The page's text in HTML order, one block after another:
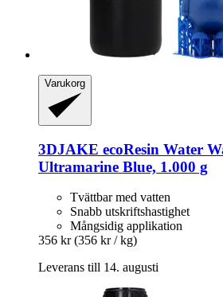
Varukorg
3DJAKE ecoResin Water
Ultramarine Blue, 1.000 g
Tvättbar med vatten
Snabb utskriftshastighet
Mångsidig applikation
356 kr (356 kr / kg)
Leverans till 14. augusti